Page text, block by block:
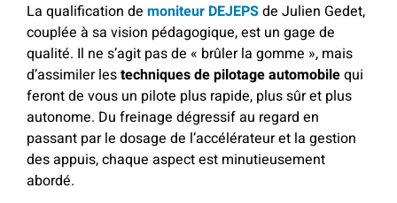
La qualification de moniteur DEJEPSde Julien Gedet,
couplée à sa vision pédagogique, est un gage de
qualité. Il ne s’agit pas de « brûler la gomme », mais
d’assimiler lestechniques de pilotage automobilequi
feront de vous un pilote plus rapide, plus sûr et plus
autonome. Du freinage dégressif au regard en
passant par le dosage de l’accélérateur et la gestion
des appuis, chaque aspect est minutieusement
abordé.